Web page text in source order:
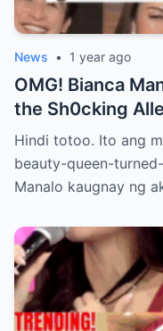
News • 1 year ago
OMG! Bianca
the Sh0cking
Leave You
Hindi totoo. Ito ang
beauty-queen-
Manalo kaugnay ng